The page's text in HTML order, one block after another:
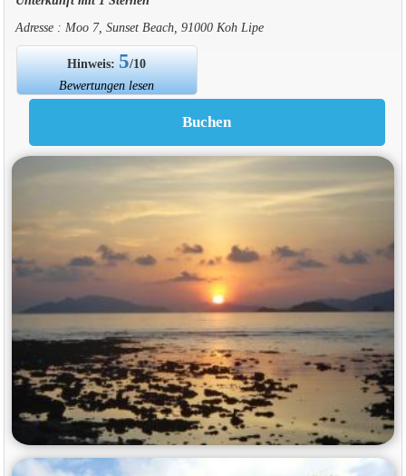
Adresse : Moo 7, Sunset Beach, 91000 Koh Lipe
Hinweis:5/10
Bewertungen lesen